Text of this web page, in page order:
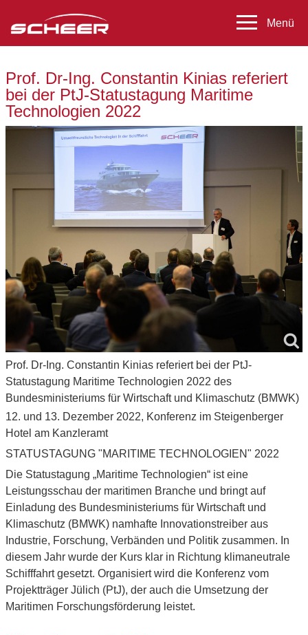
Prof. Dr-Ing. Constantin Kinias referiert
bei der PtJ-Statustagung Maritime
Technologien 2022
Prof. Dr-Ing. Constantin Kinias referiert bei der PtJ-
Statustagung Maritime Technologien 2022 des
Bundesministeriums für Wirtschaft und Klimaschutz (BMWK)
12. und 13. Dezember 2022, Konferenz im Steigenberger
Hotel am Kanzleramt
STATUSTAGUNG "MARITIME TECHNOLOGIEN" 2022
Die Statustagung „Maritime Technologien“ ist eine
Leistungsschau der maritimen Branche und bringt auf
Einladung des Bundesministeriums für Wirtschaft und
Klimaschutz (BMWK) namhafte Innovationstreiber aus
Industrie, Forschung, Verbänden und Politik zusammen. In
diesem Jahr wurde der Kurs klar in Richtung klimaneutrale
Schifffahrt gesetzt. Organisiert wird die Konferenz vom
Projektträger Jülich (PtJ), der auch die Umsetzung der
Maritimen Forschungsförderung leistet.